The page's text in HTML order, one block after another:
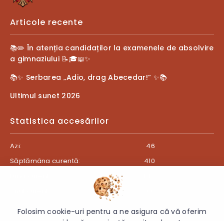
Articole recente
📚✏️ În atenția candidaților la examenele de absolvire
a gimnaziului 📝🎓📖✨
📚✨ Serbarea „Adio, drag Abecedar!” ✨📚
Ultimul sunet 2026
Statistica accesărilor
Azi:
46
Săptămâna curentă:
410
Folosim cookie-uri pentru a ne asigura că vă oferim